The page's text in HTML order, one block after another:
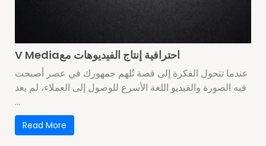
V Mediaاحترافية إنتاج الفيديوهات مع
عندما تتحول الفكرة إلى قصة تُلهم جمهورك في عصر أصبحت
فيه الصورة والفيديو اللغة الأسرع للوصول إلى العملاء، لم يعد
...
Read More